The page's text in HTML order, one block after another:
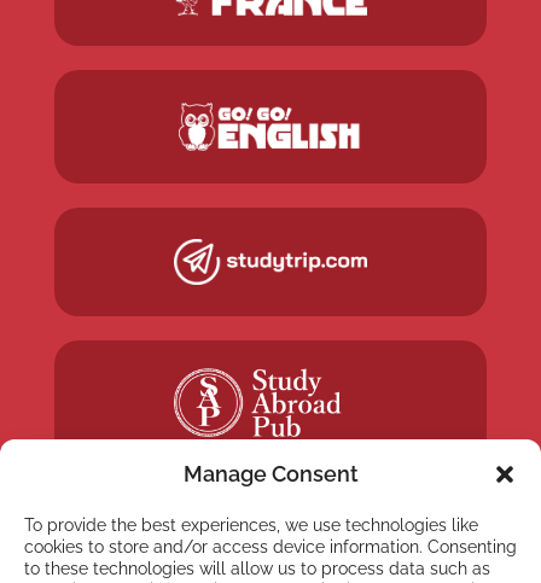
Manage Consent
To provide the best experiences, we use technologies like
cookies to store and/or access device information. Consenting
to these technologies will allow us to process data such as